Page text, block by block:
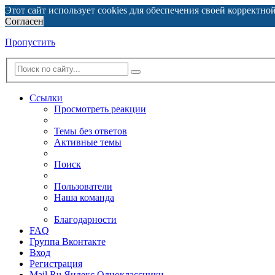
Этот сайт использует cookies для обеспечения своей
Согласен
Пропустить
Ссылки
Просмотреть реакции
Темы без ответов
Активные темы
Поиск
Пользователи
Наша команда
Благодарности
FAQ
Группа Вконтакте
Вход
Регистрация